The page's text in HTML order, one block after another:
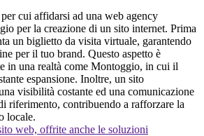
cui affidarsi ad una web agency
per la creazione di un sito internet. Prima
un biglietto da visita virtuale, garantendo
per il tuo brand. Questo aspetto è
in una realtà come Montoggio, in cui il
espansione. Inoltre, un sito
visibilità costante ed una comunicazione
riferimento, contribuendo a rafforzare la
locale.
web, offrite anche le soluzioni